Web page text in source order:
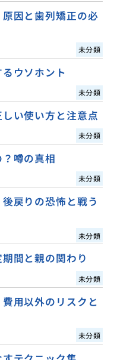
因と歯列矯正の必
未分類
ウソホント
未分類
い使い方と注意点
未分類
噂の真相
未分類
戻りの恐怖と戦う
未分類
間と親の関わり
未分類
用以外のリスクと
未分類